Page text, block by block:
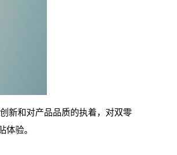
新和对产品品质的执着，对双零
验。